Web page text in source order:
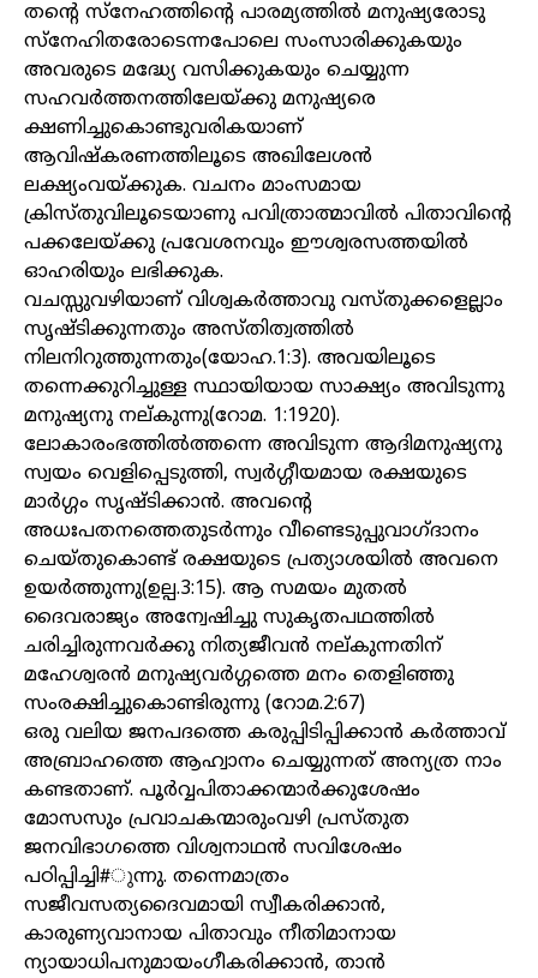
തന്റെ സ്‌നേഹത്തിന്റെ പാരമ്യത്തിൽ മനുഷ്യരോടു
സ്‌നേഹിതരോടെന്നപോലെ സംസാരിക്കുകയും
അവരുടെ മദ്ധ്യേ വസിക്കുകയും ചെയ്യുന്ന
സഹവർത്തനത്തിലേയ്ക്കു മനുഷ്യരെ
ക്ഷണിച്ചുകൊണ്ടുവരികയാണ്
ആവിഷ്‌കരണത്തിലൂടെ അഖിലേശൻ
ലക്ഷ്യംവയ്ക്കുക. വചനം മാംസമായ
ക്രിസ്തുവിലൂടെയാണു പവിത്രാത്മാവിൽ പിതാവിന്റെ
പക്കലേയ്ക്കു പ്രവേശനവും ഈശ്വരസത്തയിൽ
ഓഹരിയും ലഭിക്കുക.
വചസ്സുവഴിയാണ് വിശ്വകർത്താവു വസ്തുക്കളെല്ലാം
സൃഷ്ടിക്കുന്നതും അസ്തിത്വത്തിൽ
നിലനിറുത്തുന്നതും(യോഹ.1:3). അവയിലൂടെ
തന്നെക്കുറിച്ചുള്ള സ്ഥായിയായ സാക്ഷ്യം അവിടുന്നു
മനുഷ്യനു നല്കുന്നു(റോമ. 1:1920).
ലോകാരംഭത്തിൽത്തന്നെ അവിടുന്ന ആദിമനുഷ്യനു
സ്വയം വെളിപ്പെടുത്തി, സ്വർഗ്ഗീയമായ രക്ഷയുടെ
മാർഗ്ഗം സൃഷ്ടിക്കാൻ. അവന്റെ
അധഃപതനത്തെതുടർന്നും വീണ്ടെടുപ്പുവാഗ്ദാനം
ചെയ്തുകൊണ്ട് രക്ഷയുടെ പ്രത്യാശയിൽ അവനെ
ഉയർത്തുന്നു(ഉല്പ.3:15). ആ സമയം മുതൽ
ദൈവരാജ്യം അന്വേഷിച്ചു സുകൃതപഥത്തിൽ
ചരിച്ചിരുന്നവർക്കു നിത്യജീവൻ നല്കുന്നതിന്
മഹേശ്വരൻ മനുഷ്യവർഗ്ഗത്തെ മനം തെളിഞ്ഞു
സംരക്ഷിച്ചുകൊണ്ടിരുന്നു (റോമ.2:67)
ഒരു വലിയ ജനപദത്തെ കരുപ്പിടിപ്പിക്കാൻ കർത്താവ്
അബ്രാഹത്തെ ആഹ്വാനം ചെയ്യുന്നത് അന്യത്ര നാം
കണ്ടതാണ്. പൂർവ്വപിതാക്കന്മാർക്കുശേഷം
മോസസും പ്രവാചകന്മാരുംവഴി പ്രസ്തുത
ജനവിഭാഗത്തെ വിശ്വനാഥൻ സവിശേഷം
പഠിപ്പിച്ചി#ുന്നു. തന്നെമാത്രം
സജീവസത്യദൈവമായി സ്വീകരിക്കാൻ,
കാരുണ്യവാനായ പിതാവും നീതിമാനായ
ന്യായാധിപനുമായംഗീകരിക്കാൻ, താൻ